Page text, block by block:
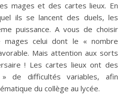
mages et des cartes lieux. En
ils se lancent des duels, les
puissance. A vous de choisir
celui dont le « nombre
Mais attention aux sorts
! Les cartes lieux ont des
de difficultés variables, afin
du collège au lycée.